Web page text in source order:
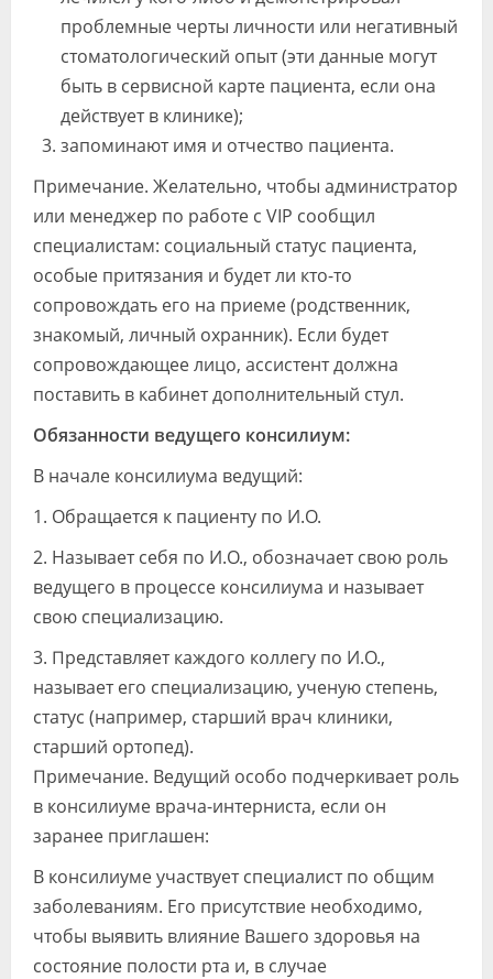
проблемные черты личности или негативный
стоматологический опыт (эти данные могут
быть в сервисной карте пациента, если она
действует в клинике);
запоминают имя и отчество пациента.
Примечание. Желательно, чтобы администратор
или менеджер по работе с VIP сообщил
специалистам: социальный статус пациента,
особые притязания и будет ли кто-то
сопровождать его на приеме (родственник,
знакомый, личный охранник). Если будет
сопровождающее лицо, ассистент должна
поставить в кабинет дополнительный стул.
Обязанности ведущего консилиум:
В начале консилиума ведущий:
1. Обращается к пациенту по И.О.
2. Называет себя по И.О., обозначает свою роль
ведущего в процессе консилиума и называет
свою специализацию.
3. Представляет каждого коллегу по И.О.,
называет его специализацию, ученую степень,
статус (например, старший врач клиники,
старший ортопед).
Примечание. Ведущий особо подчеркивает роль
в консилиуме врача-интерниста, если он
заранее приглашен:
В консилиуме участвует специалист по общим
заболеваниям. Его присутствие необходимо,
чтобы выявить влияние Вашего здоровья на
состояние полости рта и, в случае